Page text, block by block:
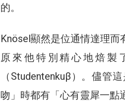
的。
Knösel顯然是位通情達理而
原來他特別精心地焙製
（Studentenkuβ）。儘管
吻」時都有「心有靈犀一點